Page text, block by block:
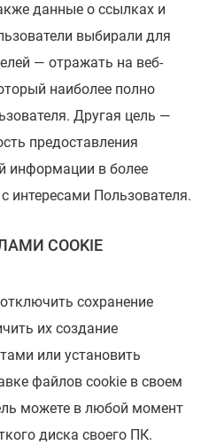
данные о ссылках и
выбирали для
— отражать на веб-
наиболее полно
Другая цель —
предоставления
информации в более
интересами Пользователя.
COOKIE
сохранение
их создание
или установить
файлов cookie в своем
можете в любой момент
диска своего ПК.